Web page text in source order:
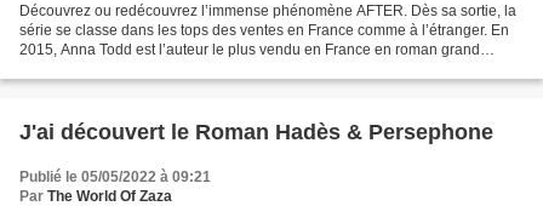
Découvrez ou redécouvrez l’immense phénomène AFTER. Dès sa sortie, la
série se classe dans les tops des ventes en France comme à l’étranger. En
2015, Anna Todd est l’auteur le plus vendu en France en roman grand
J'ai découvert le Roman Hadès & Persephone
Publié le 05/05/2022 à 09:21
Par The World Of Zaza